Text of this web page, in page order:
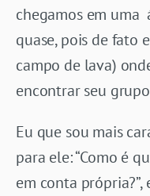
chegamos em uma
quase, pois de fato
campo de lava)
encontrar seu
Eu que sou mais
para ele: “Como é
em conta